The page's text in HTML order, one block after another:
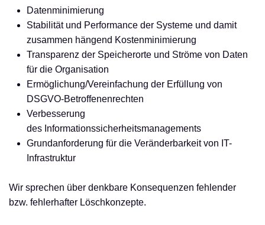
Datenminimierung
Stabilität und Performance der Systeme und damit
zusammen hängend Kostenminimierung
Transparenz der Speicherorte und Ströme von Daten
für die Organisation
Ermöglichung/Vereinfachung der Erfüllung von
DSGVO-Betroffenenrechten
Verbesserung
des Informationssicherheitsmanagements
Grundanforderung für die Veränderbarkeit von IT-
Infrastruktur
Wir sprechen über denkbare Konsequenzen fehlender
bzw. fehlerhafter Löschkonzepte.